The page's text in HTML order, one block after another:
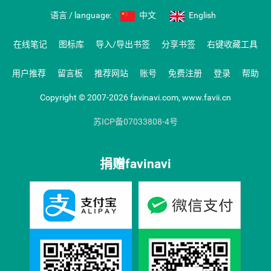
语言 / language: 中文 English
在线笔记 图标库 导入/导出书签 分享书签 右键收藏工具
用户推荐 留言板 推荐网站 账号 免费注册 登录 帮助
Copyright © 2007-2026 favinavi.com, www.favii.cn
苏ICP备07033808-4号
捐赠favinavi